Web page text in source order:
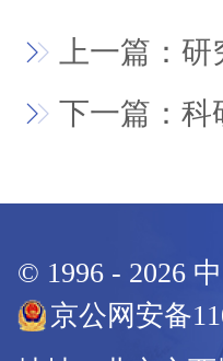
上一篇：研
下一篇：科
© 1996 - 2026
京公网安备